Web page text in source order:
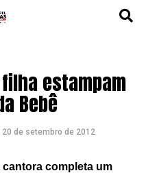
estampam
Bebê
20 de setembro de 2012
completa um